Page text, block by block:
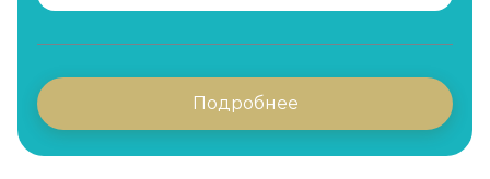
Подробнее